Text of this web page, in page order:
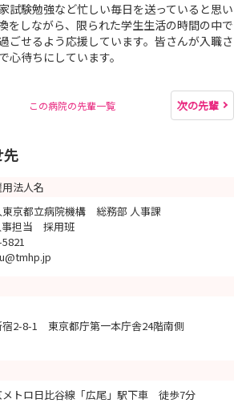
試験勉強など忙しい毎日を送っていると思い
をしながら、限られた学生生活の時間の中で
ごせるよう応援しています。皆さんが入職さ
心待ちにしています。
この病院の先輩一覧 次の先輩
先
法人名
東京都立病院機構 総務部 人事課
担当 採用班
宿2-8-1 東京都庁第一本庁舎24階南側
メトロ日比谷線「広尾」駅下車 徒歩7分